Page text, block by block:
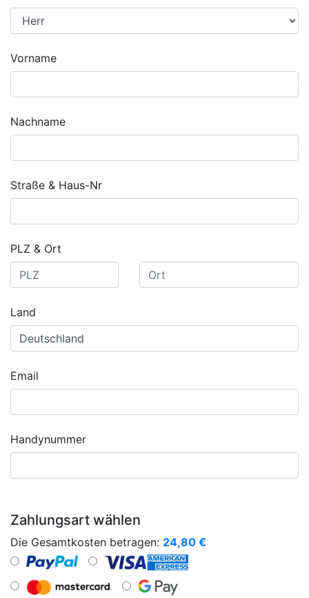
Vorname
Nachname
Straße & Haus-Nr
PLZ & Ort
Land
Email
Handynummer
Zahlungsart wählen
Die Gesamtkosten betragen: 24,80 €